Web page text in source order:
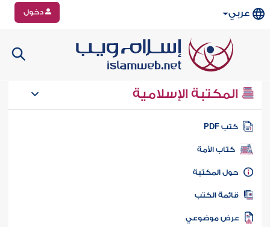
عربي دخول
المكتبة الإسلامية
كتب PDF
كتاب الأمة
المكتبة
الكتب